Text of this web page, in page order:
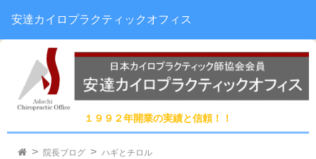
１９９２年開業の実績と信頼！！
安達カイロプラクティックオフィス
院長ブログ ハギとチロル